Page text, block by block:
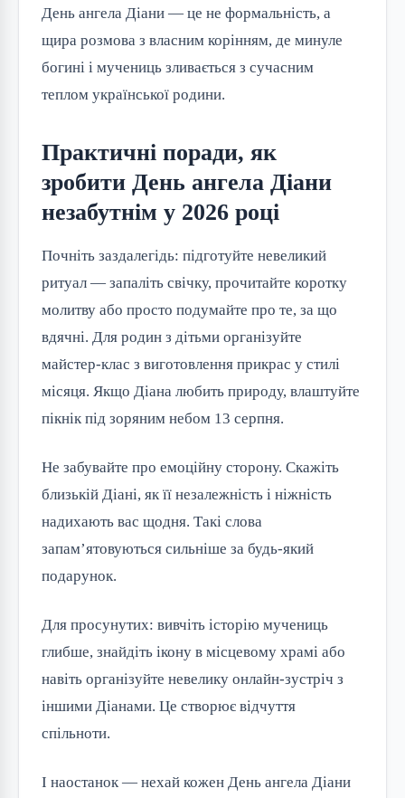
День ангела Діани — це не формальність, а
щира розмова з власним корінням, де минуле
богині і мучениць зливається з сучасним
теплом української родини.
Практичні поради, як
зробити День ангела Діани
незабутнім у 2026 році
Почніть заздалегідь: підготуйте невеликий
ритуал — запаліть свічку, прочитайте коротку
молитву або просто подумайте про те, за що
вдячні. Для родин з дітьми організуйте
майстер-клас з виготовлення прикрас у стилі
місяця. Якщо Діана любить природу, влаштуйте
пікнік під зоряним небом 13 серпня.
Не забувайте про емоційну сторону. Скажіть
близькій Діані, як її незалежність і ніжність
надихають вас щодня. Такі слова
запам’ятовуються сильніше за будь-який
подарунок.
Для просунутих: вивчіть історію мучениць
глибше, знайдіть ікону в місцевому храмі або
навіть організуйте невелику онлайн-зустріч з
іншими Діанами. Це створює відчуття
спільноти.
І наостанок — нехай кожен День ангела Діани